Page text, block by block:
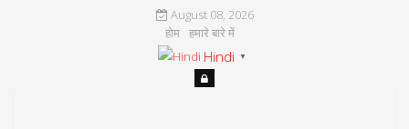
August 08, 2026
होम हमारे बारे में
Hindi ▼